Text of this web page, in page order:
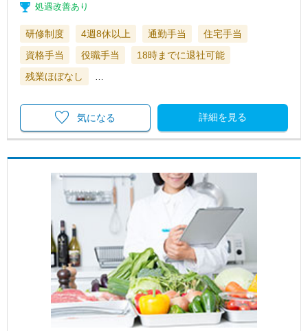
処遇改善あり
研修制度 4週8休以上 通勤手当
住宅手当
資格手当
役職手当
18時までに退社可能
残業ほぼなし
詳細を見る
気になる